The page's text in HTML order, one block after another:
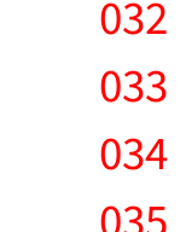
032
033
034